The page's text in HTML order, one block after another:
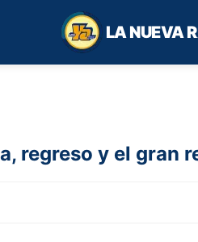
LA NUEVA
regreso y el gran